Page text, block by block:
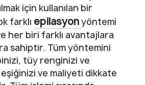
için kullanılan bir
farklı epilasyonyöntemi
her biri farklı avantajlara
sahiptir. Tüm yöntemini
tüy renginizi ve
eşiğinizi ve maliyeti dikkate